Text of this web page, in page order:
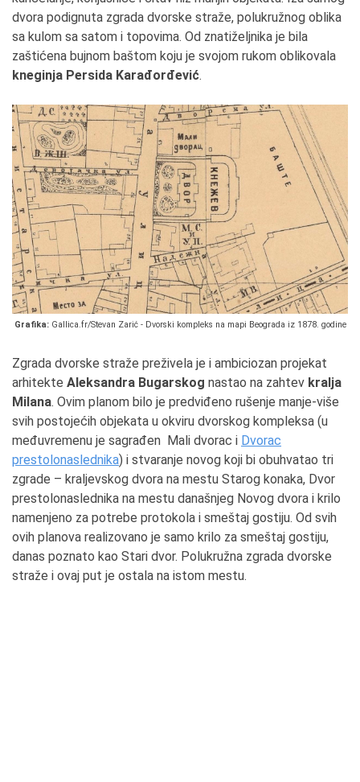
dvora podignuta zgrada dvorske straže, polukružnog oblika
sa kulom sa satom i topovima. Od znatiželjnika je bila
zaštićena bujnom baštom koju je svojom rukom oblikovala
kneginja Persida Karađorđević.
Grafika:Gallica.fr/Stevan Zarić - Dvorski kompleks na mapi Beograda iz 1878. godine
Zgrada dvorske straže preživela je i ambiciozan projekat
arhitekte Aleksandra Bugarskog nastao na zahtev kralja
Milana. Ovim planom bilo je predviđeno rušenje manje-više
svih postojećih objekata u okviru dvorskog kompleksa (u
međuvremenu je sagrađen Mali dvorac i Dvorac
prestolonaslednika) i stvaranje novog koji bi obuhvatao tri
zgrade – kraljevskog dvora na mestu Starog konaka, Dvor
prestolonaslednika na mestu današnjeg Novog dvora i krilo
namenjeno za potrebe protokola i smeštaj gostiju. Od svih
ovih planova realizovano je samo krilo za smeštaj gostiju,
danas poznato kao Stari dvor. Polukružna zgrada dvorske
straže i ovaj put je ostala na istom mestu.